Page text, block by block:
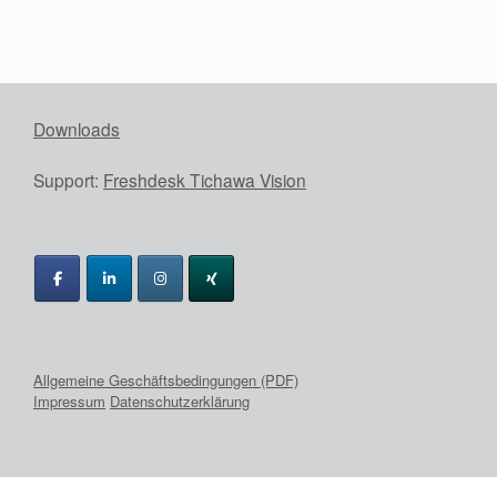
Downloads
Support: Freshdesk Tichawa Vision
Allgemeine Geschäftsbedingungen (PDF)
Impressum Datenschutzerklärung